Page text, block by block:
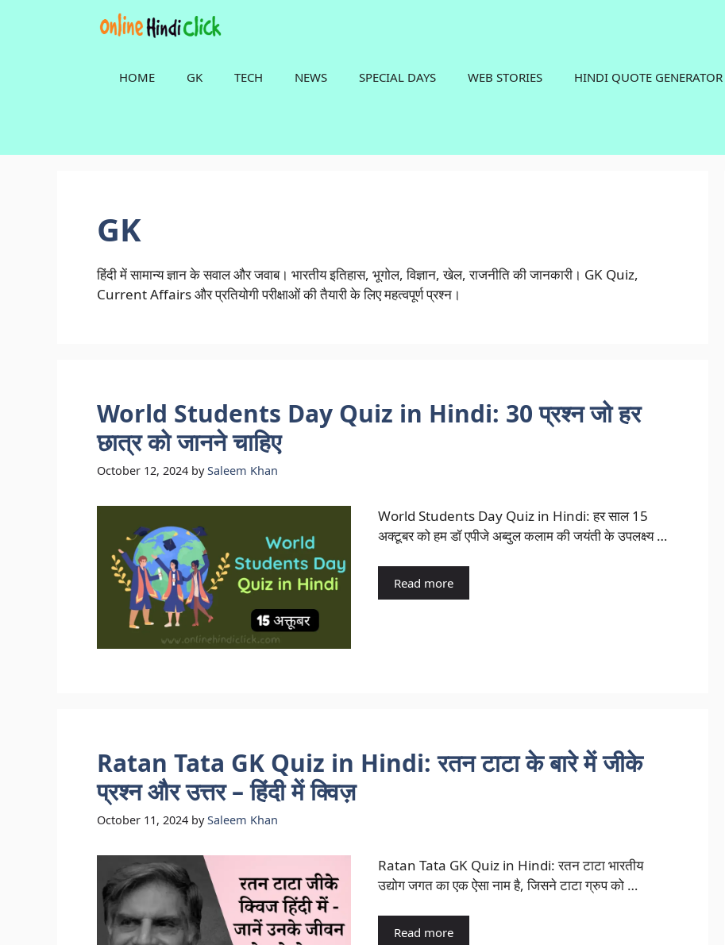
HOME GK TECH NEWS SPECIAL DAYS WEB STORIES HINDI QUOTE GENERATOR
GK
हिंदी में सामान्य ज्ञान के सवाल और जवाब। भारतीय इतिहास, भूगोल, विज्ञान, खेल, राजनीति की जानकारी। GK Quiz,
Current Affairs और प्रतियोगी परीक्षाओं की तैयारी के लिए महत्वपूर्ण प्रश्न।
World Students Day Quiz in Hindi: 30 प्रश्न जो हर
छात्र को जानने चाहिए
October 12, 2024 bySaleem Khan
World Students Day Quiz in Hindi: हर साल 15
अक्टूबर को हम डॉ एपीजे अब्दुल कलाम की जयंती के उपलक्ष्य …
Read more
Ratan Tata GK Quiz in Hindi: रतन टाटा के बारे में जीके
प्रश्न और उत्तर – हिंदी में क्विज़
October 11, 2024 bySaleem Khan
Ratan Tata GK Quiz in Hindi: रतन टाटा भारतीय
उद्योग जगत का एक ऐसा नाम है, जिसने टाटा ग्रुप को …
Read more